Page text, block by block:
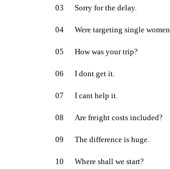
03 Sorry for the delay.
04 Were targeting single women.
05 How was your trip?
06 I dont get it.
07 I cant help it.
08 Are freight costs included?
09 The difference is huge.
10 Where shall we start?